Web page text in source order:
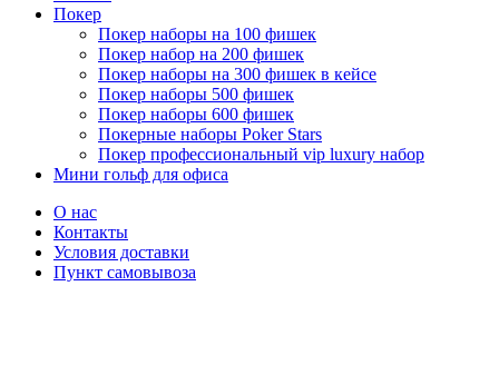
Покер
Покер наборы на 100 фишек
Покер набор на 200 фишек
Покер наборы на 300 фишек в кейсе
Покер наборы 500 фишек
Покер наборы 600 фишек
Покерные наборы Poker Stars
Покер профессиональный vip luxury набор
Мини гольф для офиса
О нас
Контакты
Условия доставки
Пункт самовывоза